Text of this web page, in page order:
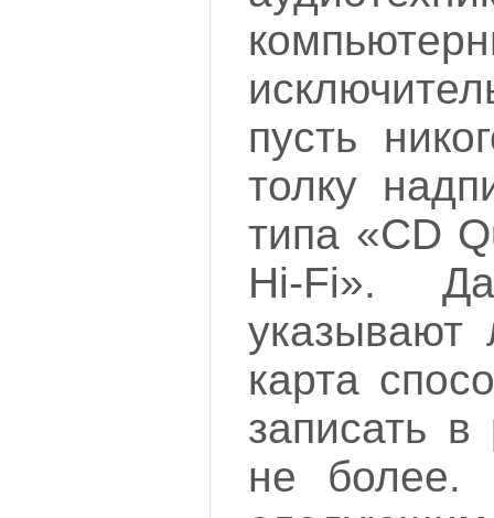
пусть
толку
типа «CD
Hi-Fi».
карта
записать
не более.